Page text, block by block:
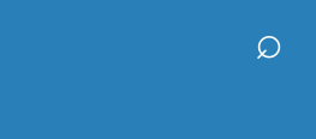
⌕